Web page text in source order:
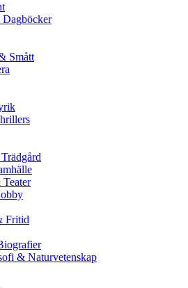
Smått
Fritid
& Naturvetenskap